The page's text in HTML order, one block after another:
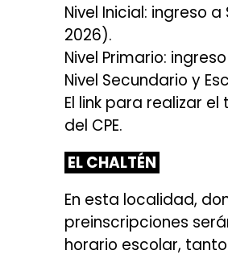
Nivel Inicial: ingreso
2026).
Nivel Primario:
Nivel Secundario y
El link para realizar
del CPE.
EL CHALTÉN
En esta localidad,
preinscripciones
horario escolar,